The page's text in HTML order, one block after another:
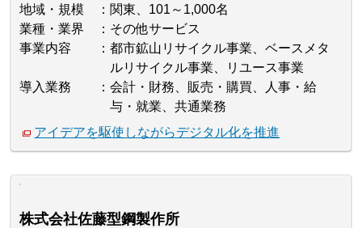
地域・規模
関東、101～1,000名
業種・業界
その他サービス
事業内容
都市鉱山リサイクル事業、ベースメタ
ルリサイクル事業、リユース事業
導入業務
会計・財務、販売・購買、人事・給
与・就業、共通業務
アイデアを駆使しながらデジタル化を推進
株式会社佐藤型鋼製作所